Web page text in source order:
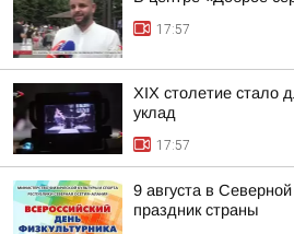
17:57
XIX столетие стало
уклад
17:57
9 августа в
праздник страны